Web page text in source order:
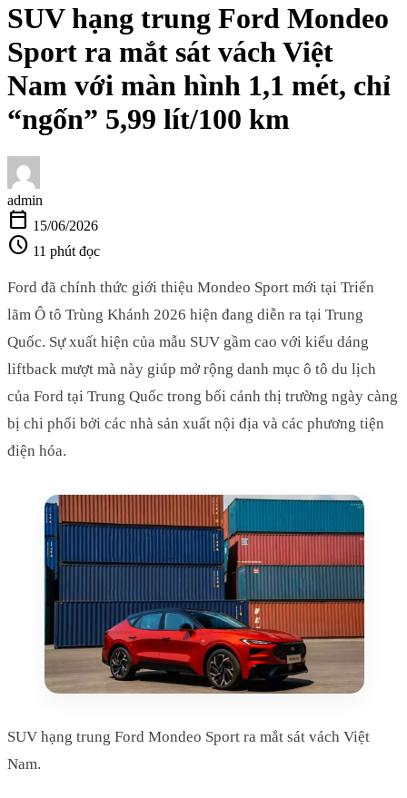
SUV hạng trung Ford Mondeo
Sport ra mắt sát vách Việt
Nam với màn hình 1,1 mét, chỉ
“ngốn” 5,99 lít/100 km
admin
calendar_today 15/06/2026
schedule 11 phút đọc
Ford đã chính thức giới thiệu Mondeo Sport mới tại Triển
lãm Ô tô Trùng Khánh 2026 hiện đang diễn ra tại Trung
Quốc. Sự xuất hiện của mẫu SUV gầm cao với kiểu dáng
liftback mượt mà này giúp mở rộng danh mục ô tô du lịch
của Ford tại Trung Quốc trong bối cảnh thị trường ngày càng
bị chi phối bởi các nhà sản xuất nội địa và các phương tiện
điện hóa.
SUV hạng trung Ford Mondeo Sport ra mắt sát vách Việt
Nam.